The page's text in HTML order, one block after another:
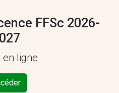
FFSc 2026-
en ligne